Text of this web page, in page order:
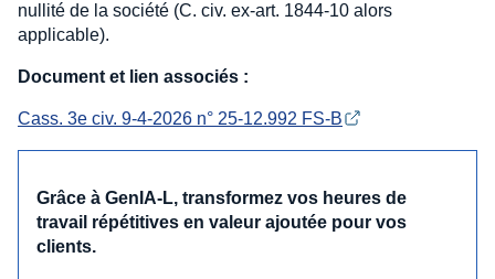
nullité de la société (C. civ. ex-art. 1844-10 alors
applicable).
Document et lien associés :
Cass. 3e civ. 9-4-2026 n° 25-12.992 FS-B
Grâce à GenIA‑L, transformez vos heures de
travail répétitives en valeur ajoutée pour vos
clients.